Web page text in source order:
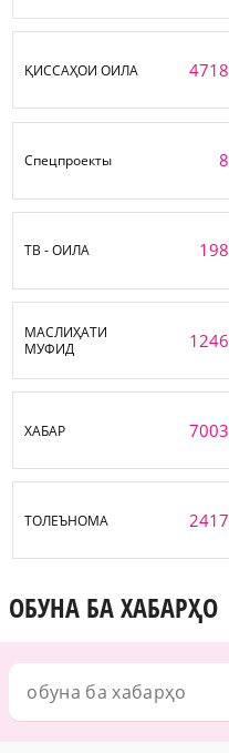
ҚИССАҲОИ ОИЛА 4718
Спецпроекты 8
ТВ - ОИЛА 198
МАСЛИҲАТИ
МУФИД
1246
ХАБАР 7003
ТОЛЕЪНОМА 2417
ОБУНА БА ХАБАРҲО